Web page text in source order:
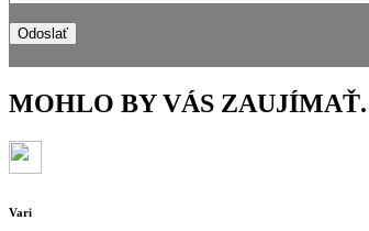
MOHLO BY VÁS ZAUJÍMAŤ.
Vari